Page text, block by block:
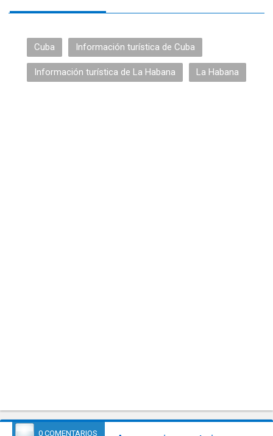
Cuba Información turística de Cuba
Información turística de La Habana La Habana
0 COMENTARIOS